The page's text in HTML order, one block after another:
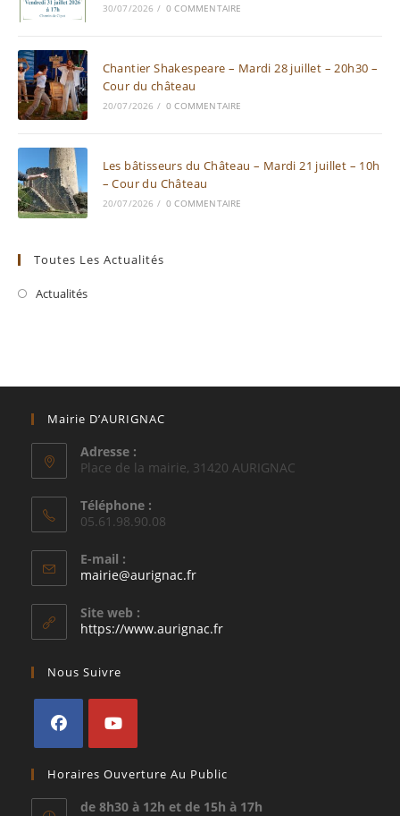
30/07/2026 / 0 COMMENTAIRE
Chantier Shakespeare – Mardi 28 juillet – 20h30 –
Cour du château
20/07/2026 / 0 COMMENTAIRE
Les bâtisseurs du Château – Mardi 21 juillet – 10h
– Cour du Château
20/07/2026 / 0 COMMENTAIRE
Toutes Les Actualités
Actualités
Mairie D’AURIGNAC
Adresse :
Place de la mairie, 31420 AURIGNAC
Téléphone :
05.61.98.90.08
E-mail :
mairie@aurignac.frS’ouvre
application
Site web :
https://www.aurignac.fr
Nous Suivre
dans
un
dans
un
Horaires Ouverture Au Public
de 8h30 à 12h et de 15h à 17h